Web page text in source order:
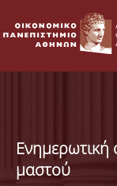
Ενημερωτική
μαστού